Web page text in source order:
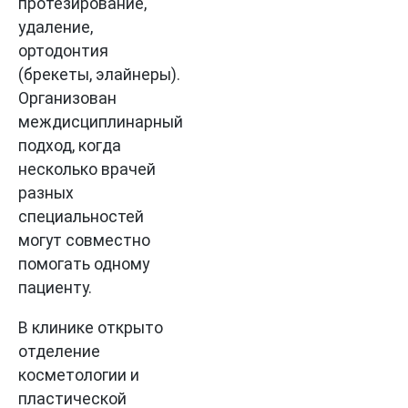
протезирование,
удаление,
ортодонтия
(брекеты, элайнеры).
Организован
междисциплинарный
подход, когда
несколько врачей
разных
специальностей
могут совместно
помогать одному
пациенту.
В клинике открыто
отделение
косметологии и
пластической